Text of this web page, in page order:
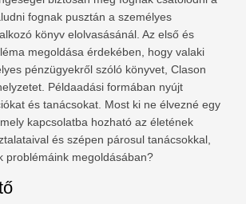
fognak pusztán a személyes
könyv elolvasásánál. Az első és
megoldása érdekében, hogy valaki
pénzügyekről szóló könyvet, Clason
Példaadási formában nyújt
és tanácsokat. Most ki ne élvezné egy
kapcsolatba hozható az életének
és szépen párosul tanácsokkal,
problémáink megoldásában?